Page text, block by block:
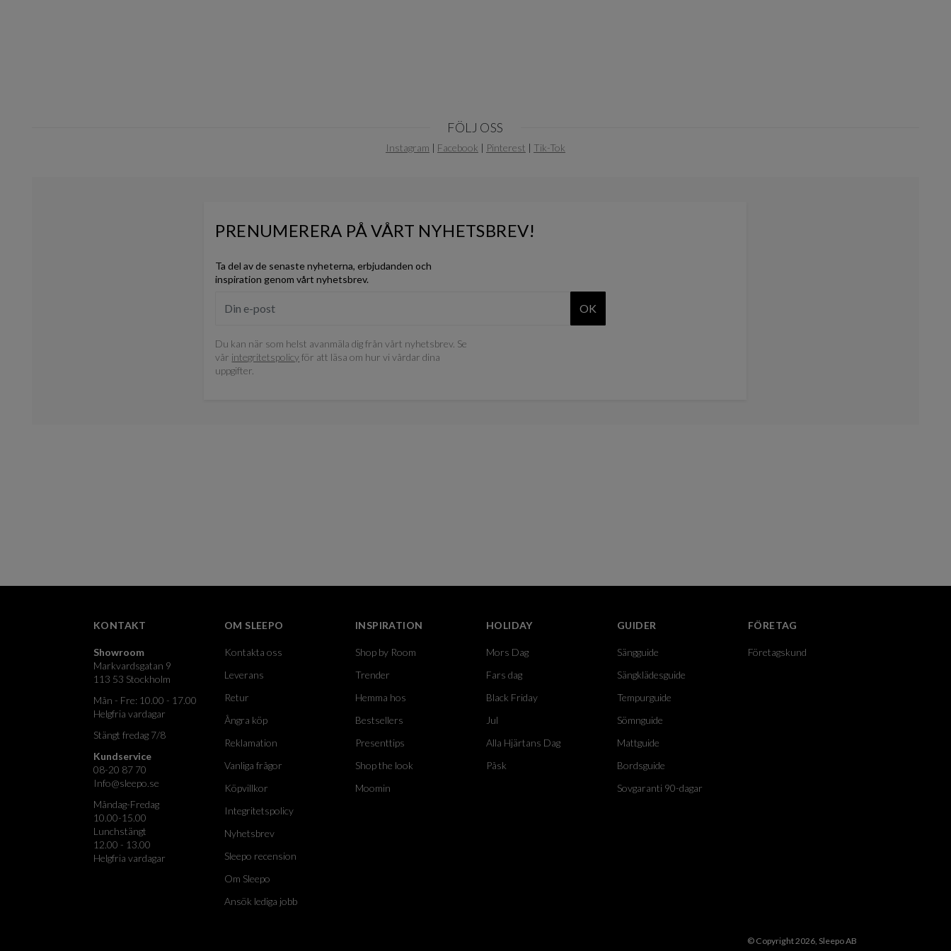
FÖLJ OSS
Instagram | Facebook | Pinterest | Tik-Tok
PRENUMERERA PÅ VÅRT NYHETSBREV!
Ta del av de senaste nyheterna, erbjudanden och
inspiration genom vårt nyhetsbrev.
OK
Du kan när som helst avanmäla dig från vårt nyhetsbrev. Se
vår integritetspolicyför att läsa om hur vi vårdar dina
uppgifter.
KONTAKT
Showroom
Markvardsgatan 9
113 53 Stockholm
Mån - Fre: 10.00 - 17.00
Helgfria vardagar
Stängt fredag 7/8
Kundservice
08-20 87 70
Info@sleepo.se
Måndag-Fredag
10.00-15.00
Lunchstängt
12.00 - 13.00
Helgfria vardagar
OM SLEEPO
Kontakta oss
Leverans
Retur
Ångra köp
Reklamation
Vanliga frågor
Köpvillkor
Integritetspolicy
Nyhetsbrev
Sleepo recension
Om Sleepo
Ansök lediga jobb
INSPIRATION
Shop by Room
Trender
Hemma hos
Bestsellers
Presenttips
Shop the look
Moomin
HOLIDAY
Mors Dag
Fars dag
Black Friday
Jul
Alla Hjärtans Dag
Påsk
GUIDER
Sängguide
Sängklädesguide
Tempurguide
Sömnguide
Mattguide
Bordsguide
Sovgaranti 90-dagar
FÖRETAG
Företagskund
© Copyright 2026, Sleepo AB